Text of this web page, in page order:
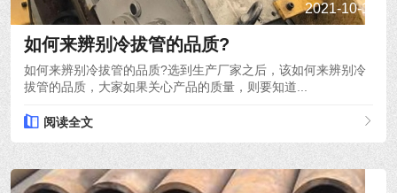
2021-10-14
如何来辨别冷拔管的品质?
如何来辨别冷拔管的品质?选到生产厂家之后，该如何来辨别冷
拔管的品质，大家如果关心产品的质量，则要知道...
阅读全文